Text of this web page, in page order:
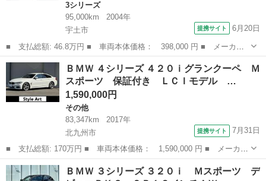
3シリーズ
95,000km
2004年
宇土市
提携サイト 6月20日
■ 支払総額: 46.8万円 ■ 車両本体価格： 398,000 円 ■ メーカー
名： ＢＭＷ ■ 車種名： ３シリーズ ■ グレード名： ３１８ｔ
ｉ Ｍスポーツ ■ 排気量： 2000cc ■ ドア枚数： 3D ■ ミッ...
熊本 宇土市
ＢＭＷ ４シリーズ ４２０ｉグランクーペ Ｍ
スポーツ 保証付き ＬＣＩモデル …
1,590,000円
その他
83,347km
2017年
北九州市
提携サイト 7月31日
■ 支払総額: 170万円 ■ 車両本体価格： 1,590,000 円 ■ メーカー
名： ＢＭＷ ■ 車種名： ４シリーズ ■ グレード名： ４２０ｉ
グランクーペ Ｍスポーツ 保証付き ＬＣＩモデル ファストトラ
福岡 北九州市
ＢＭＷ ３シリーズ ３２０ｉ Ｍスポーツ デ